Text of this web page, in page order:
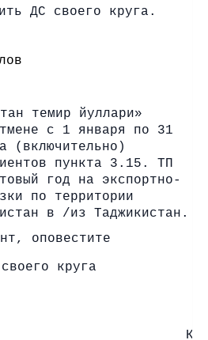
ДС своего круга.
темир йуллари»
с 1 января по 31
(включительно)
пункта 3.15. ТП
год на экспортно-
по территории
в /из Таджикистан.
оповестите
круга